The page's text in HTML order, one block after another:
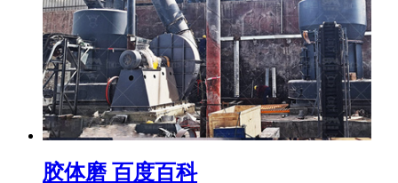
胶体磨 百度百科